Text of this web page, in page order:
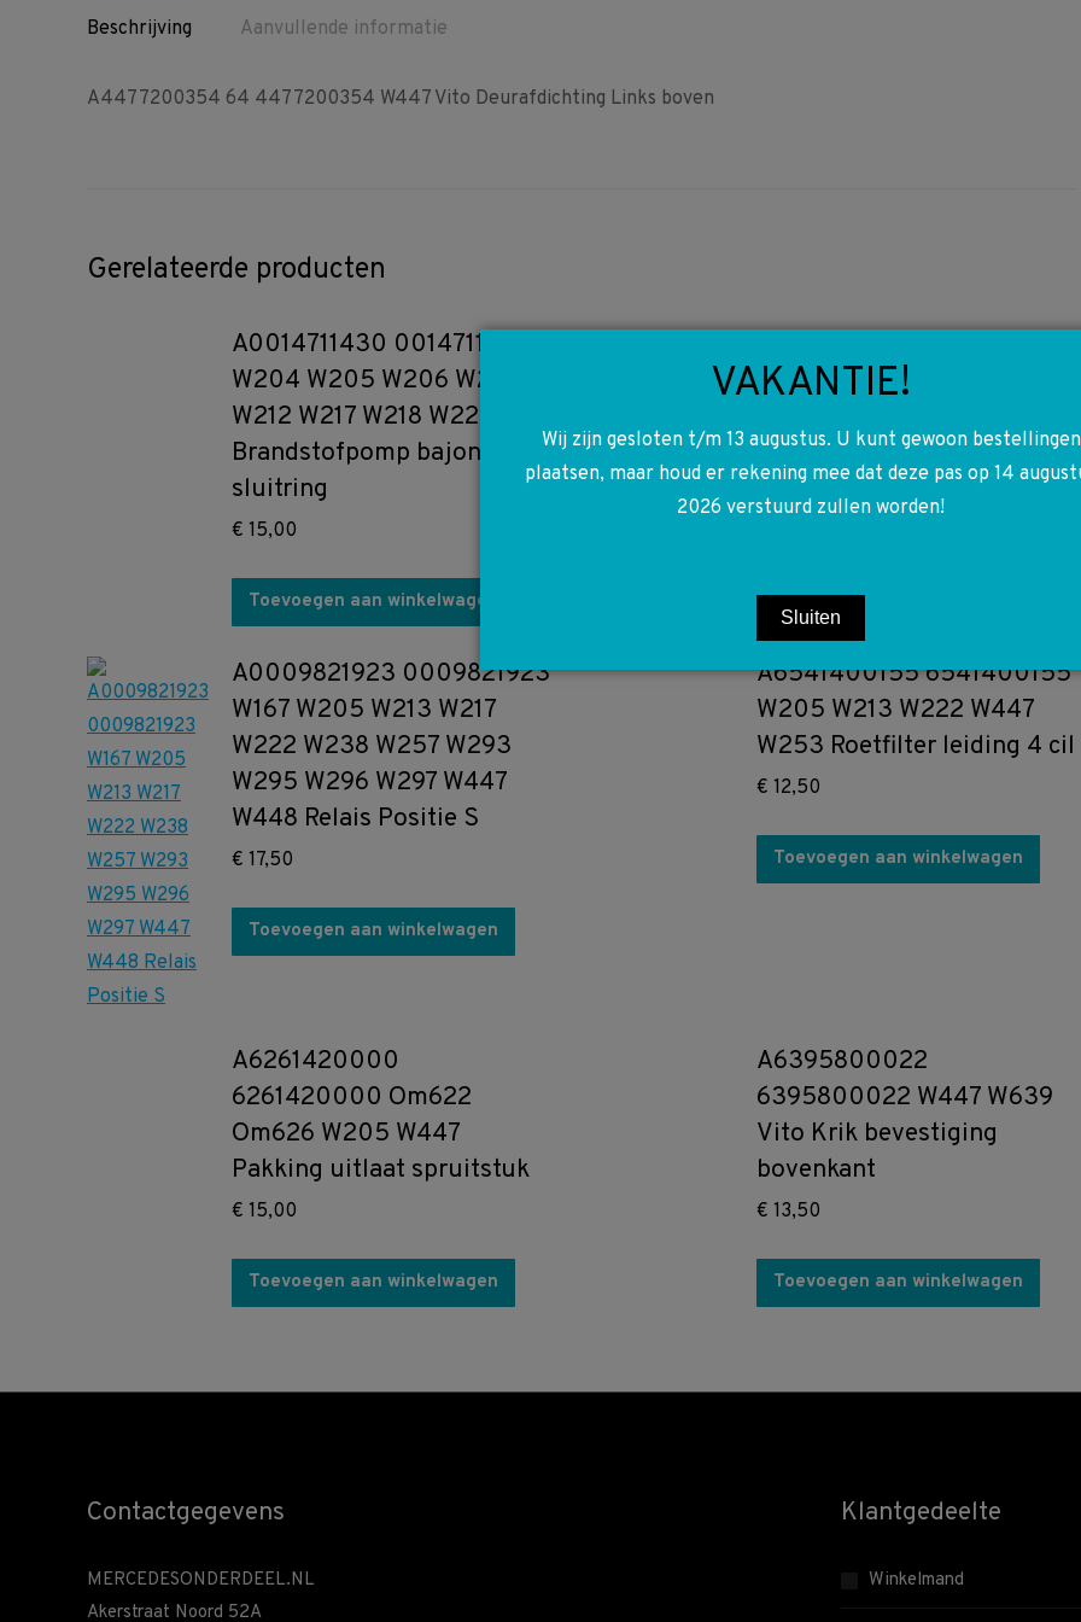
Beschrijving
Aanvullende informatie
A4477200354 64 4477200354 W447 Vito Deurafdichting Links boven
Gerelateerde producten
A0014711430 0014711430
W204 W205 W206 W207
W212 W217 W218 W222
Brandstofpomp bajonet
sluitring
€ 15,00
Toevoegen aan winkelwagen
W447 Vito V-riem Set
Toevoegen aan winkelwagen
A0009821923 0009821923
W167 W205 W213 W217
W222 W238 W257 W293
W295 W296 W297 W447
W448 Relais Positie S
€ 17,50
Toevoegen aan winkelwagen
A6541400155 6541400155
W205 W213 W222 W447
W253 Roetfilter leiding 4 cil
€ 12,50
Toevoegen aan winkelwagen
A6261420000
6261420000 Om622
Om626 W205 W447
Pakking uitlaat spruitstuk
€ 15,00
Toevoegen aan winkelwagen
A6395800022
6395800022 W447 W639
Vito Krik bevestiging
bovenkant
€ 13,50
Toevoegen aan winkelwagen
Contactgegevens
MERCEDESONDERDEEL.NL
Akerstraat Noord 52A
Klantgedeelte
Winkelmand
VAKANTIE!
Wij zijn gesloten t/m 13 augustus. U kunt gewoon bestellingen
plaatsen, maar houd er rekening mee dat deze pas op 14
2026 verstuurd zullen worden!
Sluiten